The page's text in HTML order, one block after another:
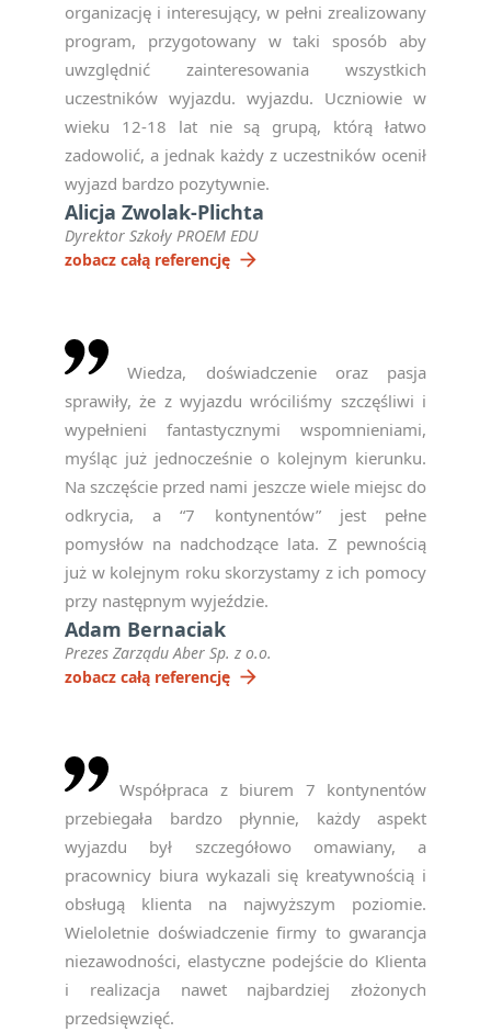
organizację i interesujący, w pełni zrealizowany
program, przygotowany w taki sposób aby
uwzględnić zainteresowania wszystkich
uczestników wyjazdu. wyjazdu. Uczniowie w
wieku 12-18 lat nie są grupą, którą łatwo
zadowolić, a jednak każdy z uczestników ocenił
wyjazd bardzo pozytywnie.
Alicja Zwolak-Plichta
Dyrektor Szkoły PROEM EDU
zobacz całą referencję arrow_forward
Wiedza, doświadczenie oraz pasja
sprawiły, że z wyjazdu wróciliśmy szczęśliwi i
wypełnieni fantastycznymi wspomnieniami,
myśląc już jednocześnie o kolejnym kierunku.
Na szczęście przed nami jeszcze wiele miejsc do
odkrycia, a “7 kontynentów” jest pełne
pomysłów na nadchodzące lata. Z pewnością
już w kolejnym roku skorzystamy z ich pomocy
przy następnym wyjeździe.
Adam Bernaciak
Prezes Zarządu Aber Sp. z o.o.
zobacz całą referencję arrow_forward
Współpraca z biurem 7 kontynentów
przebiegała bardzo płynnie, każdy aspekt
wyjazdu był szczegółowo omawiany, a
pracownicy biura wykazali się kreatywnością i
obsługą klienta na najwyższym poziomie.
Wieloletnie doświadczenie firmy to gwarancja
niezawodności, elastyczne podejście do Klienta
i realizacja nawet najbardziej złożonych
przedsięwzięć.